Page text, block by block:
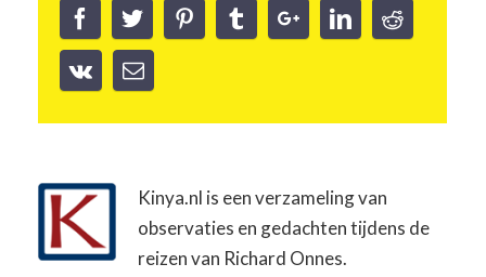
Kinya.nl is een verzameling van
observaties en gedachten tijdens de
reizen van Richard Onnes.